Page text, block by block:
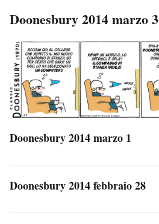
Doonesbury 2014 marzo 3
Doonesbury 2014 marzo 1
Doonesbury 2014 febbraio 28